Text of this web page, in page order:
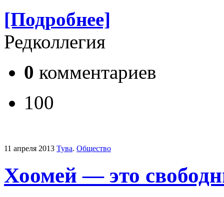
[Подробнее]
Редколлегия
0 комментариев
100
11 апреля 2013 Тува. Общество
Хоомей — это